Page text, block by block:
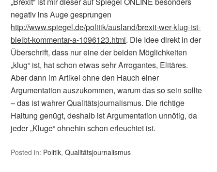
negativ ins Auge gesprungen
http://www.spiegel.de/politik/ausland/brexit-wer-klug-ist-
bleibt-kommentar-a-1096123.html. Die Idee direkt in der
Überschrift, dass nur eine der beiden Möglichkeiten
„klug“ ist, hat schon etwas sehr Arrogantes, Elitäres.
Aber dann im Artikel ohne den Hauch einer
Argumentation auszukommen, warum das so sein sollte
– das ist wahrer Qualitätsjournalismus. Die richtige
Haltung genügt, deshalb ist Argumentation unnötig, da
jeder „Kluge“ ohnehin schon erleuchtet ist.
Posted in: Politik,Qualitätsjournalismus